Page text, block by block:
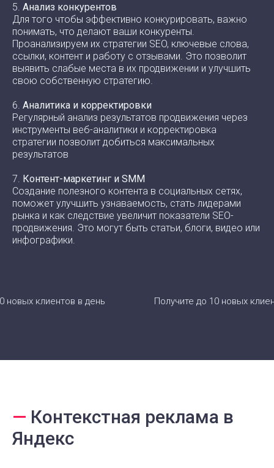
5. Анализ конкурентов
Для того чтобы эффективно конкурировать, важно
понимать, что делают ваши конкуренты.
Проанализируем их стратегии SEO, ключевые слова,
ссылки, контент и работу с отзывами. Это позволит
выявить слабые места в их продвижении и улучшить
свою собственную стратегию.
6. Аналитика и корректировки
Регулярный анализ результатов продвижения через
инструменты веб-аналитики и корректировка
стратегии позволит добиться максимальных
результатов
7. Контент-маркетинг и SMM
Создание полезного контента в социальных сетях,
поможет улучшить узнаваемость, стать лидерами
рынка и как следствие увеличит показатели SEO-
продвижения. Это могут быть статьи, блоги, видео или
инфографики.
в день Получите до 10 новых клиентов в
— Контекстная реклама в
Яндекс